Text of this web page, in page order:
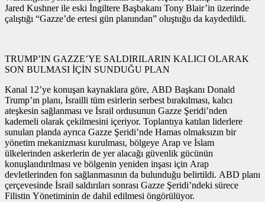
Jared Kushner ile eski İngiltere Başbakanı Tony Blair’in üzerinde
çalıştığı “Gazze’de ertesi gün planından” oluştuğu da kaydedildi.
TRUMP’IN GAZZE’YE SALDIRILARIN KALICI OLARAK
SON BULMASI İÇİN SUNDUĞU PLAN
Kanal 12’ye konuşan kaynaklara göre, ABD Başkanı Donald
Trump’ın planı, İsrailli tüm esirlerin serbest bırakılması, kalıcı
ateşkesin sağlanması ve İsrail ordusunun Gazze Şeridi’nden
kademeli olarak çekilmesini içeriyor. Toplantıya katılan liderlere
sunulan planda ayrıca Gazze Şeridi’nde Hamas olmaksızın bir
yönetim mekanizması kurulması, bölgeye Arap ve İslam
ülkelerinden askerlerin de yer alacağı güvenlik gücünün
konuşlandırılması ve bölgenin yeniden inşası için Arap
devletlerinden fon sağlanmasının da bulunduğu belirtildi. ABD planı
çerçevesinde İsrail saldırıları sonrası Gazze Şeridi’ndeki sürece
Filistin Yönetiminin de dahil edilmesi öngörülüyor.